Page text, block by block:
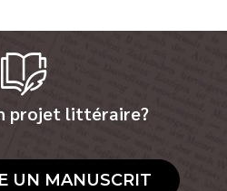
projet littéraire?
UN MANUSCRIT